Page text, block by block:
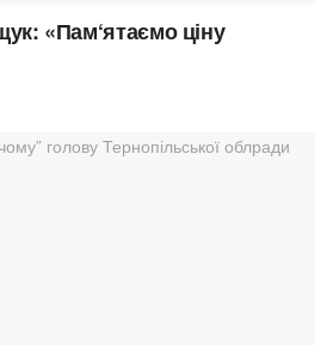
«Пам‘ятаємо ціну